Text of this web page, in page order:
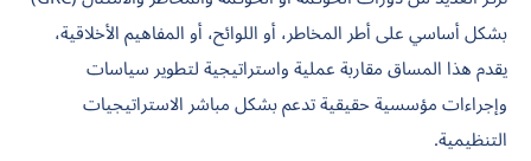
بشكل أساسي على أطر المخاطر، أو اللوائح، أو المفاهيم الأخلاقية،
يقدم هذا المساق مقاربة عملية واستراتيجية لتطوير سياسات
وإجراءات مؤسسية حقيقية تدعم بشكل مباشر الاستراتيجيات
التنظيمية.